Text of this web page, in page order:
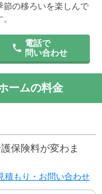
節の移ろいを楽しんで
電話で
問い合わせ
ームの料金
保険料が変わま
積もり・お問い合わせ